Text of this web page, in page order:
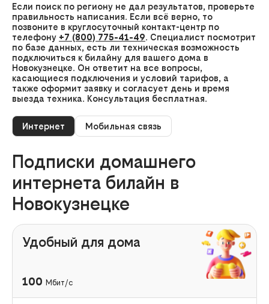
Если поиск по региону не дал результатов, проверьте
правильность написания. Если всё верно, то
позвоните в круглосуточный контакт-центр по
телефону +7 (800) 775-41-49. Специалист посмотрит
по базе данных, есть ли техническая возможность
подключиться к билайну для вашего дома в
Новокузнецке. Он ответит на все вопросы,
касающиеся подключения и условий тарифов, а
также оформит заявку и согласует день и время
выезда техника. Консультация бесплатная.
Интернет Мобильная связь
Подписки домашнего
интернета билайн в
Новокузнецке
Удобный для дома
100 Мбит/с